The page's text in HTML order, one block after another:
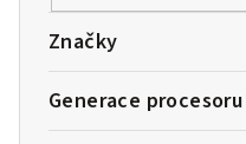
Značky
Generace procesoru